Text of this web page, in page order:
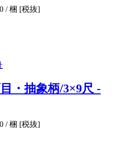
/ 梱 [税抜]
・抽象柄/3×9尺 -
/ 梱 [税抜]